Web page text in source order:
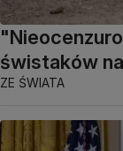
świstaków
ZE ŚWIATA